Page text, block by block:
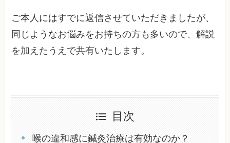
ご本人にはすでに返信させていただきましたが、
同じようなお悩みをお持ちの方も多いので、解説
を加えたうえで共有いたします。
目次
喉の違和感に鍼灸治療は有効なのか？